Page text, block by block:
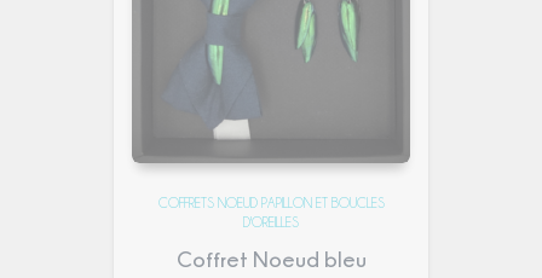
COFFRETS NOEUD PAPILLON ET BOUCLES
D'OREILLES
Coffret Noeud bleu